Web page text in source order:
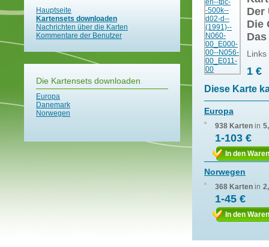
Hauptseite
Kartensets downloaden
Nachrichten über die Karten
Kommentare der Benutzer
Die Kartensets downloaden
Europa
Danemark
Norwegen
Der
Die
1 €
Diese Karte
Europa
938 Karten in
1-103 €
In den
Norwegen
368 Karten in
1-45 €
In den